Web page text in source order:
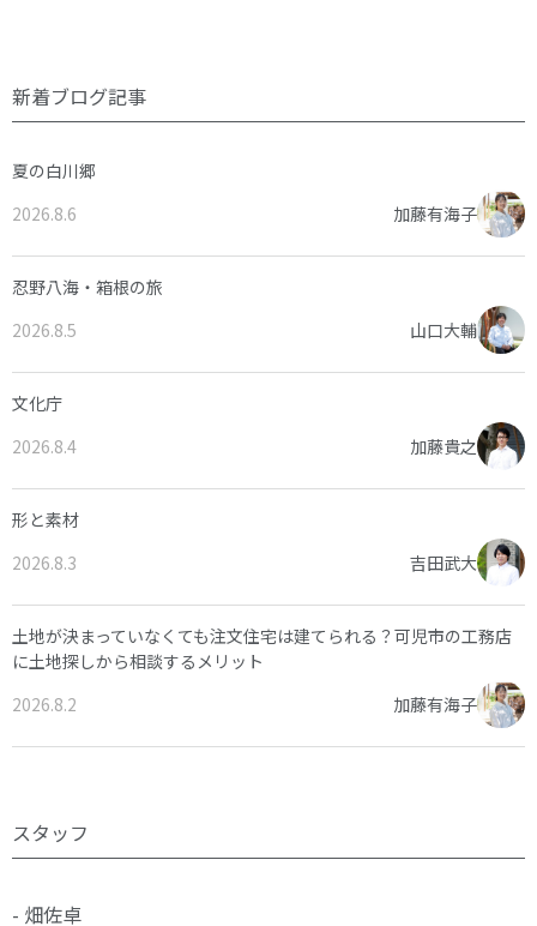
新着ブログ記事
夏の白川郷
2026.8.6
加藤有海子
忍野八海・箱根の旅
2026.8.5
山口大輔
文化庁
2026.8.4
加藤貴之
形と素材
2026.8.3
吉田武大
土地が決まっていなくても注文住宅は建てられる？可児市の工務店
に土地探しから相談するメリット
2026.8.2
加藤有海子
スタッフ
- 畑佐卓